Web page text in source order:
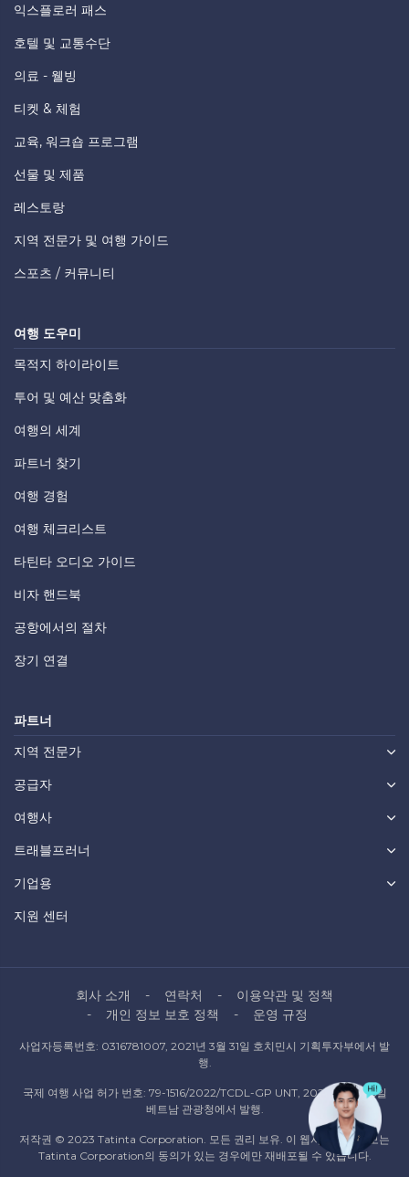
익스플로러 패스
호텔 및 교통수단
의료 - 웰빙
티켓 & 체험
교육, 워크숍 프로그램
선물 및 제품
레스토랑
지역 전문가 및 여행 가이드
스포츠 / 커뮤니티
여행 도우미
목적지 하이라이트
투어 및 예산 맞춤화
여행의 세계
파트너 찾기
여행 경험
여행 체크리스트
타틴타 오디오 가이드
비자 핸드북
공항에서의 절차
장기 연결
파트너
지역 전문가
공급자
여행사
트래블프러너
기업용
지원 센터
회사 소개 연락처
이용약관 및 정책
개인 정보 보호 정책
운영 규정
사업자등록번호: 0316781007, 2021년 3월 31일 호치민시 기획투자부에서 발
행.
국제 여행 사업 허가 번호: 79-1516/2022/TCDL-GP UNT, 2022년 10월 6일
베트남 관광청에서 발행.
저작권 © 2023 Tatinta Corporation. 모든 권리 보유. 이 웹사이트의 정보는
Tatinta Corporation의 동의가 있는 경우에만 재배포될 수 있습니다.